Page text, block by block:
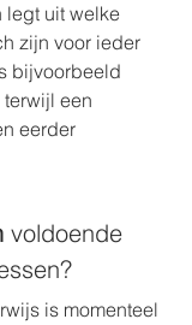
legt uit welke
zijn voor ieder
bijvoorbeeld
een
eerder
voldoende
is momenteel